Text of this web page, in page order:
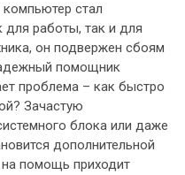
стал
работы, так и для
он подвержен сбоям
помощник
проблема – как быстро
Зачастую
блока или даже
дополнительной
помощь приходит